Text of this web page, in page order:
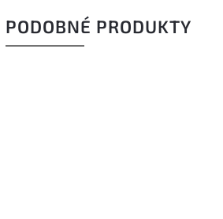
PODOBNÉ PRODUKTY